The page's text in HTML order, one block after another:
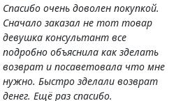
Спасибо очень доволен покупкой.
Сначало заказал не тот товар
девушка консультант все
подробно объяснила как зделать
возврат и посаветовала что мне
нужно. Быстро зделали возврат
денег. Ещё раз спасибо.